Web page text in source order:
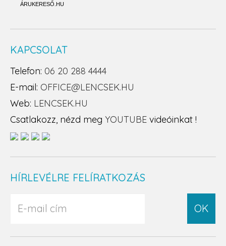
ÁRUKERESŐ.HU
KAPCSOLAT
Telefon: 06 20 288 4444
E-mail: OFFICE@LENCSEK.HU
Web: LENCSEK.HU
Csatlakozz, nézd meg YOUTUBE videóinkat !
HÍRLEVÉLRE FELÍRATKOZÁS
OK